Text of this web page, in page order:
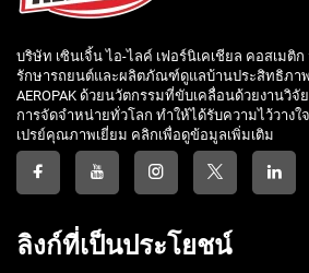
บริษัท เซินเจิ้น ไอ-ไลค์ เฟอร์นิเคเชียล คอสเม
รักษารถยนต์และผลิตภัณฑ์ดูแลบ้านประสิทธิภา
AEROPAK ด้วยนวัตกรรมที่ขับเคลื่อนด้วยงานวิ
การจัดจำหน่ายทั่วโลก ทำให้ได้รับความไว้วาง
เปรย์คุณภาพเยี่ยม คลิกเพื่อดูข้อมูลเพิ่มเติม
ลิงก์ที่เป็นประโยชน์